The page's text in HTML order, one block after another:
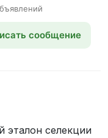
сообщение
селекции